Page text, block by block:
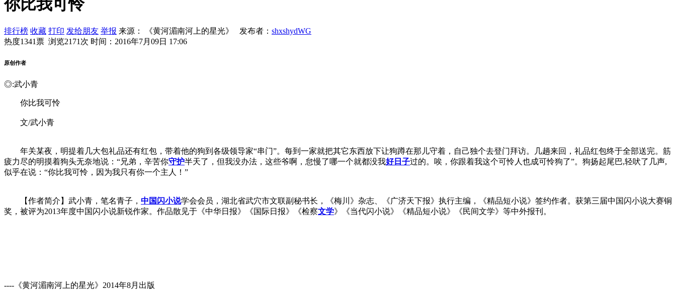
你比我可怜
排行榜 收藏 打印 发给朋友 举报 来源： 《黄河湄南河上的星光》 发布者： shxshydWG
热度1341票 浏览2171次 时间：2016年7月09日 17:06
原创作者
◎:武小青
你比我可怜
文/武小青
年关某夜，明提着几大包礼品还有红包，带着他的狗到各级领导家“串门”。每到一家就把其它东西放下让狗蹲在那儿守着，自己独个去登门拜访。几趟来回，礼品红包终于全部送完。筋
疲力尽的明摸着狗头无奈地说：“兄弟，辛苦你守护半天了，但我没办法，这些爷啊，怠慢了哪一个就都没我好日子过的。唉，你跟着我这个可怜人也成可怜狗了”。狗扬起尾巴,轻吠了几声,
似乎在说：“你比我可怜，因为我只有你一个主人！”
【作者简介】武小青，笔名青子， 中国闪小说学会会员，湖北省武穴市文联副秘书长，《梅川》杂志、《广济天下报》执行主编，《精品短小说》签约作者。获第三届中国闪小说大赛铜
奖，被评为2013年度中国闪小说新锐作家。作品散见于《中华日报》《国际日报》《检察文学》《当代闪小说》《精品短小说》《民间文学》等中外报刊。
----《黄河湄南河上的星光》2014年8月出版